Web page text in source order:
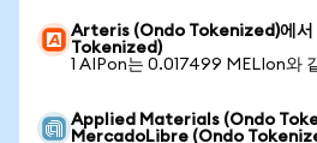
Arteris (Ondo Tokenized)에
Tokenized)
1 AIPon는 0.017499 MELIon와
Applied Materials (Ondo
MercadoLibre (Ondo